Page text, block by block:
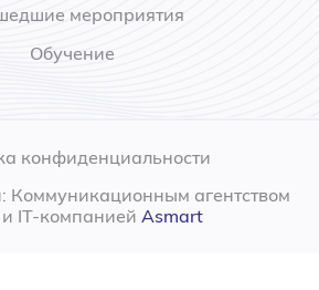
мероприятия
Обучение
конфиденциальности
Коммуникационным агентством
IT-компанией Asmart